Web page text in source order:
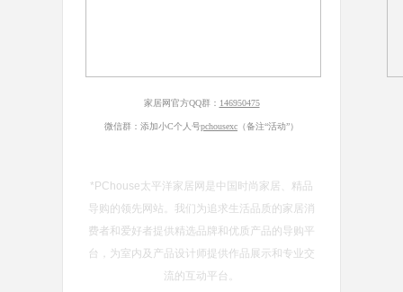
家居网官方QQ群： 146950475
微信群：添加小C个人号pchousexc （备注“活动”）
*PChouse太平洋家居网是中国时尚家居、精品
导购的领先网站。我们为追求生活品质的家居消
费者和爱好者提供精选品牌和优质产品的导购平
台，为室内及产品设计师提供作品展示和专业交
流的互动平台。